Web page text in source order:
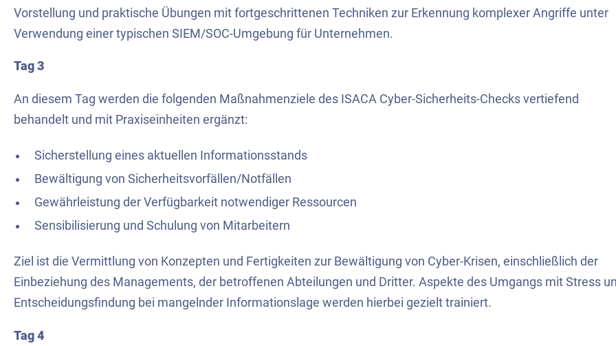
Vorstellung und praktische Übungen mit fortgeschrittenen Techniken zur Erkennung komplexer Angriffe unter
Verwendung einer typischen SIEM/SOC-Umgebung für Unternehmen.
Tag 3
An diesem Tag werden die folgenden Maßnahmenziele des ISACA Cyber-Sicherheits-Checks vertiefend
behandelt und mit Praxiseinheiten ergänzt:
Sicherstellung eines aktuellen Informationsstands
Bewältigung von Sicherheitsvorfällen/Notfällen
Gewährleistung der Verfügbarkeit notwendiger Ressourcen
Sensibilisierung und Schulung von Mitarbeitern
Ziel ist die Vermittlung von Konzepten und Fertigkeiten zur Bewältigung von Cyber-Krisen, einschließlich der
Einbeziehung des Managements, der betroffenen Abteilungen und Dritter. Aspekte des Umgangs mit Stress
Entscheidungsfindung bei mangelnder Informationslage werden hierbei gezielt trainiert.
Tag 4